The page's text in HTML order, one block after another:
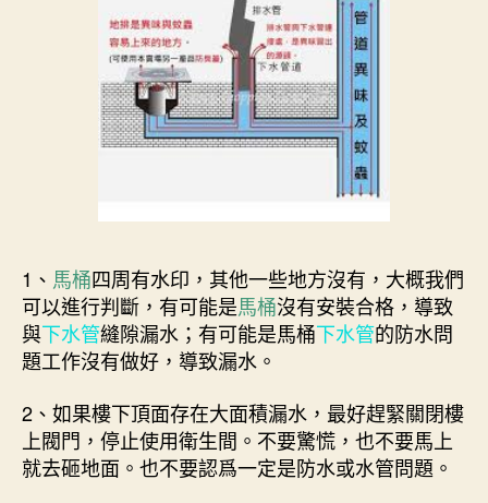
1、 馬桶四周有水印，其他一些地方沒有，大概我們
可以進行判斷，有可能是馬桶沒有安裝合格，導致
與下水管縫隙漏水；有可能是馬桶下水管的防水問
題工作沒有做好，導致漏水。
2、如果樓下頂面存在大面積漏水，最好趕緊關閉樓
上閥門，停止使用衛生間。不要驚慌，也不要馬上
就去砸地面。也不要認爲一定是防水或水管問題。